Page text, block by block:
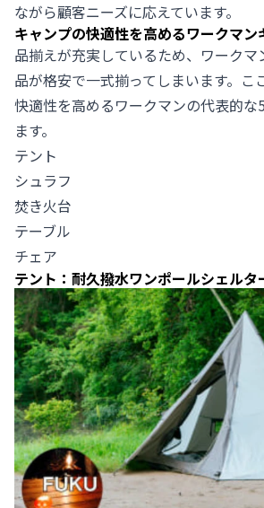
ながら顧客ニーズに応えています。
キャンプの快適性を高めるワークマン
品揃えが充実しているため、ワーク
品が格安で一式揃ってしまいます。こ
快適性を高めるワークマンの代表的な
ます。
テント
シュラフ
焚き火台
テーブル
チェア
テント：耐久撥水ワンポールシェルタ